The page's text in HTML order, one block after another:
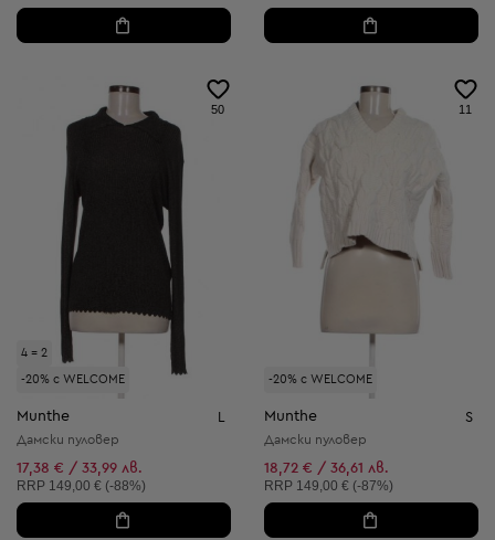
4 = 2
-20% с WELCOME
50
Munthe
Дамски пуловер
17,38 € / 33,99 лв.
Препоръчителна цена:
RRP 149,00 € (-88%)
-20% с WELCOME
11
Munthe S
Дамски пуловер
18,72 € / 36,61 лв.
Препоръчителна цена:
RRP 149,00 € (-87%)